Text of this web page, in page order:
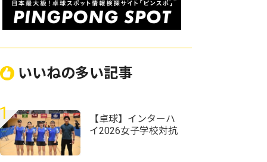
いいねの多い記事
1
【卓球】インターハ
イ2026女子学校対抗